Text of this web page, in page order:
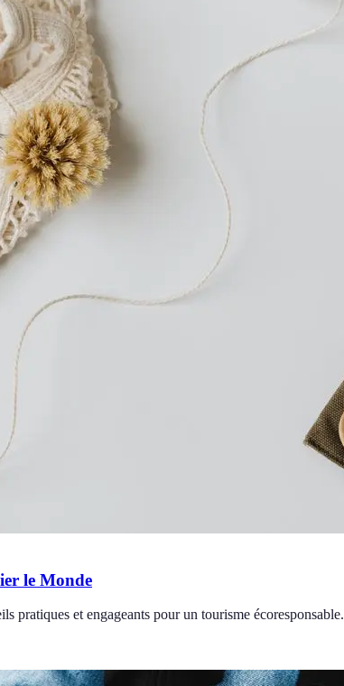
le Monde
pratiques et engageants pour un tourisme écoresponsable.